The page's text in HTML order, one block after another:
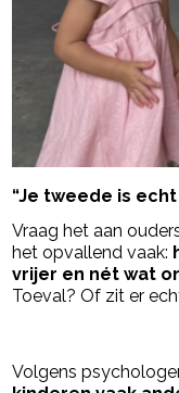
“Je tweede is
Vraag het aan
het opvallend vaak:
vrijer en nét wat
Toeval? Of zit er
Volgens